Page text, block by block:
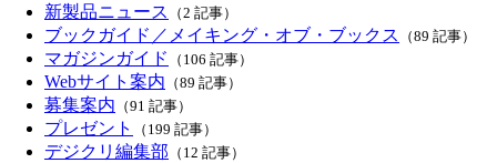
新製品ニュース （2 記事）
ブックガイド／メイキング・オブ・ブックス （89 記事）
マガジンガイド （106 記事）
Webサイト案内 （89 記事）
募集案内 （91 記事）
プレゼント （199 記事）
デジクリ編集部 （12 記事）